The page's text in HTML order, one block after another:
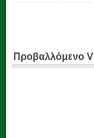
Προβαλλόμενο